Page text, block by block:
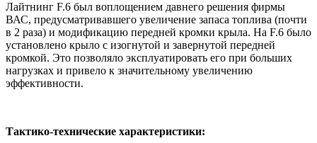
Лайтнинг F.6 был воплощением давнего решения фирмы
ВАС, предусматривавшего увеличение запаса топлива (почти
в 2 раза) и модификацию передней кромки крыла. На F.6 было
установлено крыло с изогнутой и завернутой передней
кромкой. Это позволяло эксплуатировать его при больших
нагрузках и привело к значительному увеличению
эффективности.
Тактико-технические характеристики: